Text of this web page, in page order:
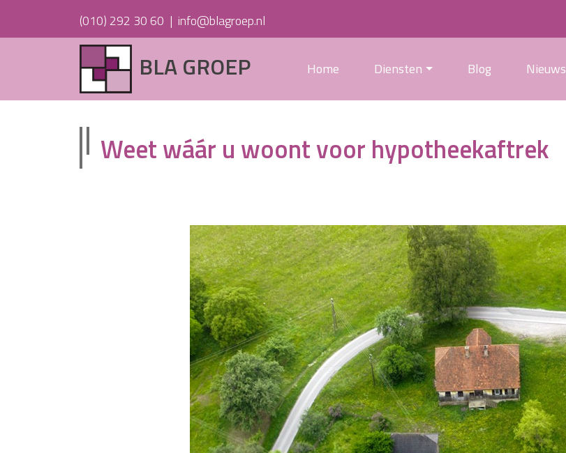
(010) 292 30 60 | info@blagroep.nl
BLA GROEP Home Diensten Blog Nieuws
Weet wáár u woont voor hypotheekaftrek